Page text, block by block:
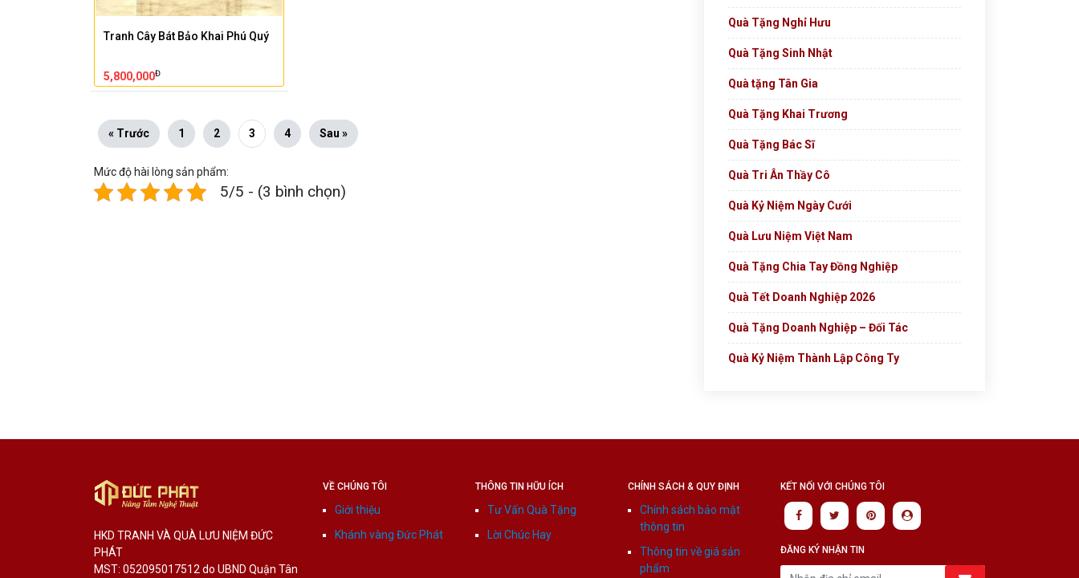
Tranh Cây Bát Bảo Khai Phú Quý
5,800,000Đ
« Trước 1 2 3 4 Sau »
Mức độ hài lòng sản phẩm:
5/5 - (3 bình chọn)
Quà Tặng Nghỉ Hưu
Quà Tặng Sinh Nhật
Quà tặng Tân Gia
Quà Tặng Khai Trương
Quà Tặng Bác Sĩ
Quà Tri Ân Thầy Cô
Quà Kỷ Niệm Ngày Cưới
Quà Lưu Niệm Việt Nam
Quà Tặng Chia Tay Đồng Nghiệp
Quà Tết Doanh Nghiệp 2026
Quà Tặng Doanh Nghiệp – Đối Tác
Quà Kỷ Niệm Thành Lập Công Ty
HKD TRANH VÀ QUÀ LƯU NIỆM ĐỨC
PHÁT
MST: 052095017512 do UBND Quận Tân
VỀ CHÚNG TÔI
Giới thiệu
Khánh vàng Đức Phát
THÔNG TIN HỮU ÍCH
Tư Vấn Quà Tặng
Lời Chúc Hay
CHÍNH SÁCH & QUY ĐỊNH
Chính sách bảo mật
thông tin
Thông tin về giá sản
phẩm
KẾT NỐI VỚI CHÚNG TÔI
ĐĂNG KÝ NHẬN TIN